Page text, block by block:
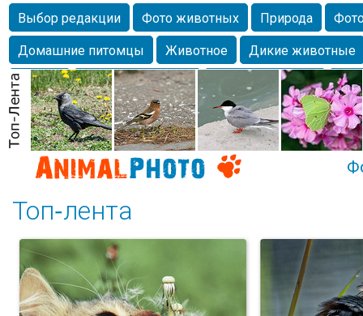
Выбор редакции Фото животных Природа
Домашние питомцы
Животное
Дикие животные
Собаки
Alexanderandronik Млекопитающие
Морда
Собачка Осень Портрет
Домашние
Насекомое
Коты Lebert Дикие птицы Утка
Топ-лента